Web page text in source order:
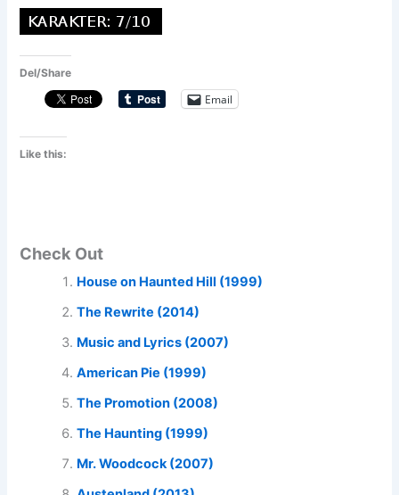
Del/Share
Email
Like this:
Check Out
House on Haunted Hill (1999)
The Rewrite (2014)
Music and Lyrics (2007)
American Pie (1999)
The Promotion (2008)
The Haunting (1999)
Mr. Woodcock (2007)